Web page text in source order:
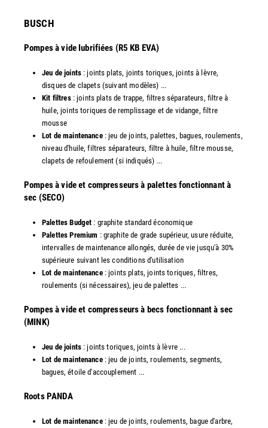
​BUSCH
Pompes à vide lubrifiées (R5 KB EVA)
Jeu de joints : joints plats, joints toriques, joints à lèvre,
disques de clapets (suivant modèles) ...
Kit filtres: joints plats de trappe, filtres séparateurs, filtre à
huile, joints toriques de remplissage et de vidange, filtre
mousse
Lot de maintenance: jeu de joints, palettes, bagues, roulements,
niveau d'huile, filtres séparateurs, filtre à huile, filtre mousse,
clapets de refoulement (si indiqués) ...
​Pompes à vide et compresseurs à palettes fonctionnant à
sec (SECO)
Palettes Budget : graphite standard économique
Palettes Premium : graphite de grade supérieur, usure réduite,
intervalles de maintenance allongés, durée de vie jusqu'à 30%
supérieure suivant les conditions d'utilisation
Lot de maintenance: joints plats, joints toriques, filtres,
roulements (si nécessaires), jeu de palettes ...
Pompes à vide et compresseurs à becs fonctionnant à sec
(MINK)
Jeu de joints: joints toriques, joints à lèvre ...
Lot de maintenance: jeu de joints, roulements, segments,
bagues, étoile d'accouplement ...
​Roots PANDA
Lot de maintenance: jeu de joints, roulements, bague d'arbre,